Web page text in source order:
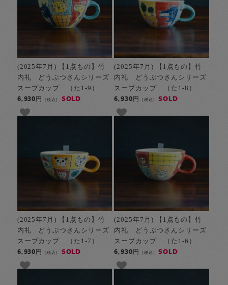
(2025年7月) 【1点もの】竹
内礼 どうぶつさんシリーズ
スープカップ （た1-9）
6,930円[税込] SOLD
(2025年7月) 【1点もの】竹
内礼 どうぶつさんシリーズ
スープカップ （た1-8）
6,930円 [税込] SOLD
(2025年7月) 【1点もの】竹
内礼 どうぶつさんシリーズ
スープカップ （た1-7）
6,930円[税込] SOLD
(2025年7月) 【1点もの】竹
内礼 どうぶつさんシリーズ
スープカップ （た1-6）
6,930円 [税込] SOLD